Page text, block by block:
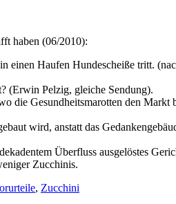
haben (06/2010):
einen Haufen Hundescheiße tritt.
(Erwin Pelzig, gleiche Sendung).
die Gesundheitsmarotten den
wird, anstatt das
Überfluss ausgelöstes
Zucchinis.
, Zucchini